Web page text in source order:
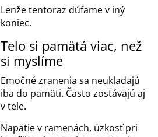
Lenže tentoraz dúfame v iný
koniec.
Telo si pamätá viac, než
si myslíme
Emočné zranenia sa neukladajú
iba do pamäti. Často zostávajú aj
v tele.
Napätie v ramenách, úzkosť pri